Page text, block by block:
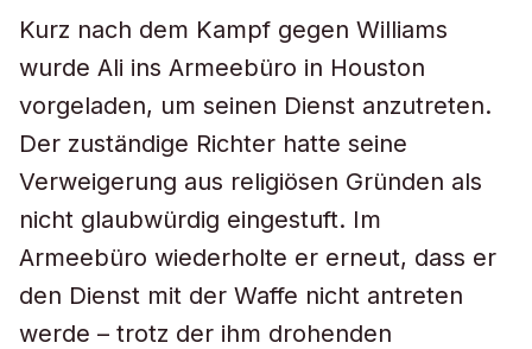
Kurz nach dem Kampf gegen Williams
wurde Ali ins Armeebüro in Houston
vorgeladen, um seinen Dienst anzutreten.
Der zuständige Richter hatte seine
Verweigerung aus religiösen Gründen als
nicht glaubwürdig eingestuft. Im
Armeebüro wiederholte er erneut, dass er
den Dienst mit der Waffe nicht antreten
werde – trotz der ihm drohenden